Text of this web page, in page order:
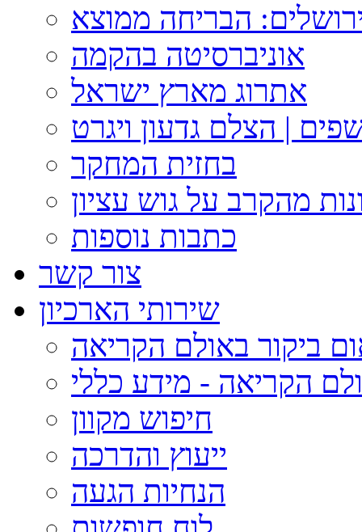
הבריחה ממוצא
אוניברסיטה בהקמה
אתרוג מארץ ישראל
| הצלם גדעון ויגרט
בחזית המחקר
מהקרב על גוש עציון
כתבות נוספות
צור קשר
שירותי הארכיון
ביקור באולם הקריאה
הקריאה - מידע כללי
חיפוש מקוון
ייעוץ והדרכה
הנחיות הגעה